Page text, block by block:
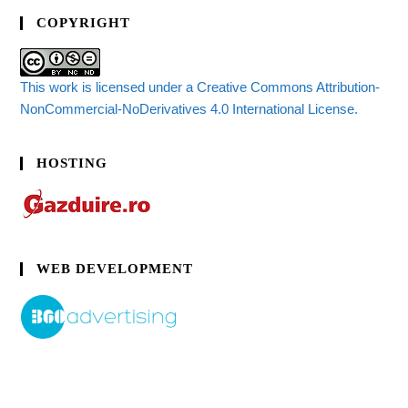
COPYRIGHT
This work is licensed under a Creative Commons Attribution-
NonCommercial-NoDerivatives 4.0 International License.
HOSTING
WEB DEVELOPMENT